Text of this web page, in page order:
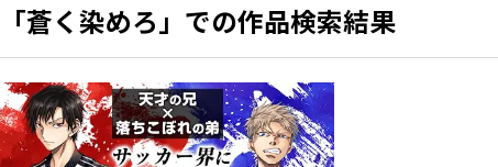
「蒼く染めろ」での作品検索結果